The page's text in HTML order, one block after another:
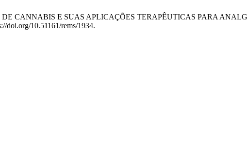
DE CANNABIS E SUAS APLICAÇÕES TERAPÊUTICAS PARA
doi.org/10.51161/rems/1934.